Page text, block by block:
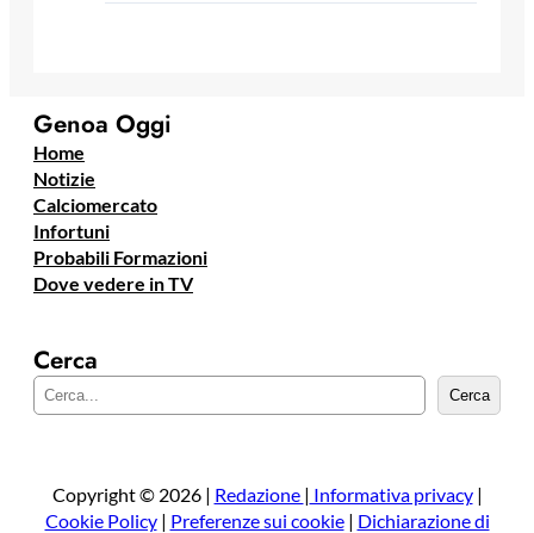
Genoa Oggi
Home
Notizie
Calciomercato
Infortuni
Probabili Formazioni
Dove vedere in TV
Cerca
e
a
Cerca
Copyright © 2026 | Redazione | Informativa privacy|
Cookie Policy| Preferenze sui cookie| Dichiarazione di